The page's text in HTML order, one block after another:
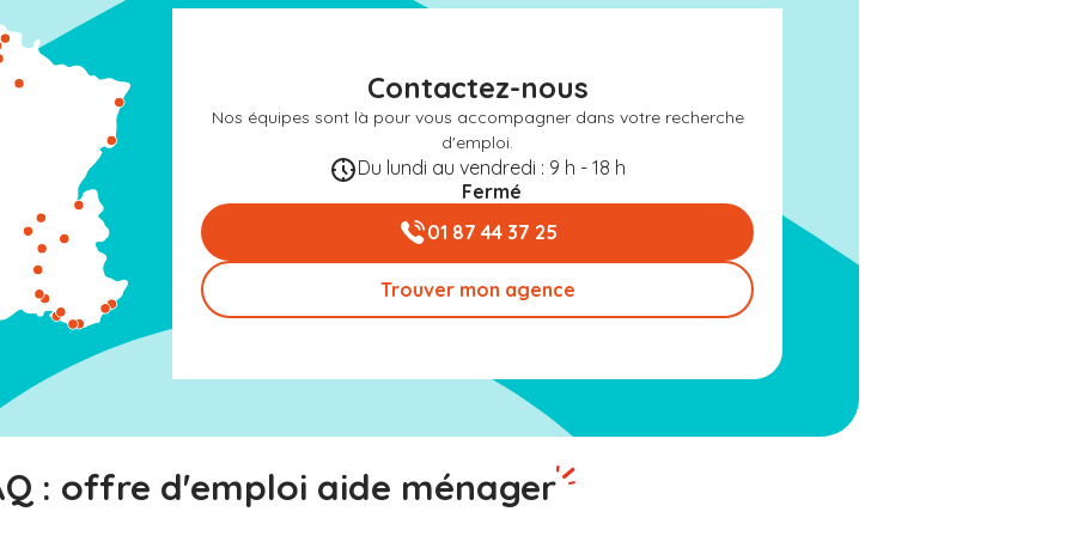
Contactez-nous
Nos équipes sont là pour vous accompagner dans votre recherche
d'emploi.
Du lundi au vendredi : 9 h - 18 h
Fermé
01 87 44 37 25
Trouver mon agence
: offre d'emploi aide ménager